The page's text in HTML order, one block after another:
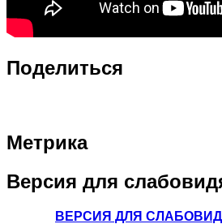
Поделиться
Метрика
Версия для
ВЕРСИЯ ДЛЯ